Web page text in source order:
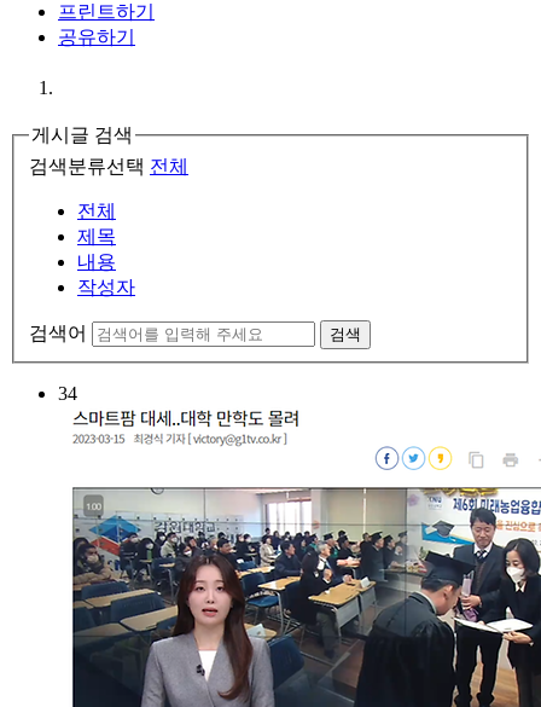
프린트하기
공유하기
게시글 검색
검색분류선택 전체
전체
제목
내용
작성자
검색어 검색
34